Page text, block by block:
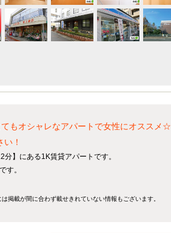
もオシャレなアパートで女性にオススメ☆
！
】にある1K賃貸アパートです。
す。
掲載が間に合わず載せきれていない情報もございます。